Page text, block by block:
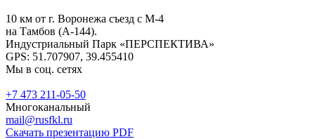
10 км от г. Воронежа съезд с М-4
на Тамбов (А-144).
Индустриальный Парк «ПЕРСПЕКТИВА»
GPS: 51.707907, 39.455410
Мы в соц. сетях
+7 473 211-05-50
Многоканальный
mail@rusfkl.ru
Скачать презентацию PDF